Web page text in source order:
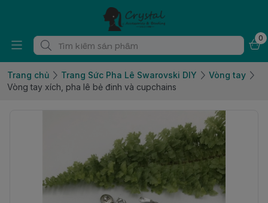
0
Trang chủ Trang Sức Pha Lê Swarovski DIY
Vòng tay
Vòng tay xích, pha lê bẻ đinh và cupchains